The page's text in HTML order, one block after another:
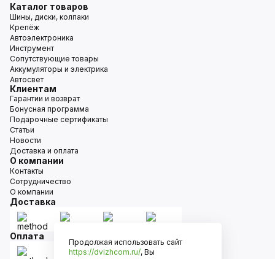
Каталог товаров
Шины, диски, колпаки
Крепёж
Автоэлектроника
Инструмент
Сопутствующие товары
Аккумуляторы и электрика
Автосвет
Клиентам
Гарантии и возврат
Бонусная программа
Подарочные сертификаты
Статьи
Новости
Доставка и оплата
О компании
Контакты
Сотрудничество
О компании
Доставка
Оплата
Продолжая использовать сайт
https://dvizhcom.ru/, Вы